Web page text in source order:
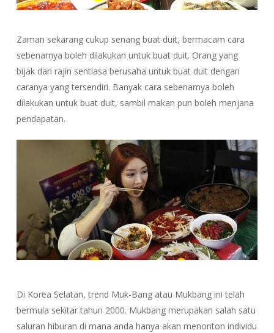
Zaman sekarang cukup senang buat duit, bermacam cara
sebenarnya boleh dilakukan untuk buat duit. Orang yang
bijak dan rajin sentiasa berusaha untuk buat duit dengan
caranya yang tersendiri. Banyak cara sebenarnya boleh
dilakukan untuk buat duit, sambil makan pun boleh menjana
pendapatan.
Di Korea Selatan, trend Muk-Bang atau Mukbang ini telah
bermula sekitar tahun 2000. Mukbang merupakan salah satu
saluran hiburan di mana anda hanya akan menonton individu